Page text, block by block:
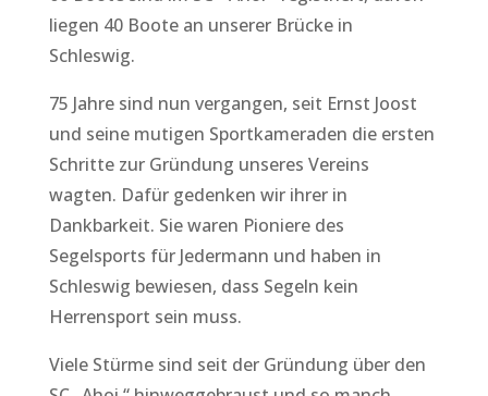
liegen 40 Boote an unserer Brücke in
Schleswig.
75 Jahre sind nun vergangen, seit Ernst Joost
und seine mutigen Sportkameraden die ersten
Schritte zur Gründung unseres Vereins
wagten. Dafür gedenken wir ihrer in
Dankbarkeit. Sie waren Pioniere des
Segelsports für Jedermann und haben in
Schleswig bewiesen, dass Segeln kein
Herrensport sein muss.
Viele Stürme sind seit der Gründung über den